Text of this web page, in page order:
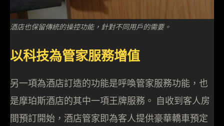
酒店也保留傳統的操控功能，針對不同用戶的需要。
以科技為管家服務增值
另一項為酒店訂造的功能是呼喚管家服務功能，也
是摩珀斯酒店的其中一項王牌服務。 自收到客人房
間預訂開始，酒店管家即為客人提供豪華轎車預定